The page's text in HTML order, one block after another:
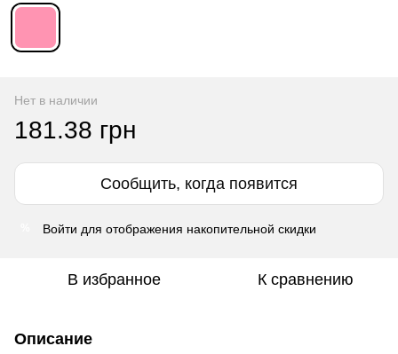
Нет в наличии
181.38 грн
Сообщить, когда появится
Войти для отображения накопительной скидки
В избранное К сравнению
Описание